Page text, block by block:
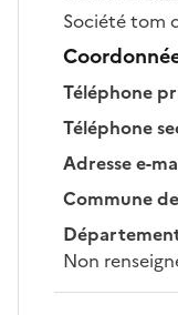
Sociététom
Téléphone
Téléphone
Adresse e-
Commune
Non